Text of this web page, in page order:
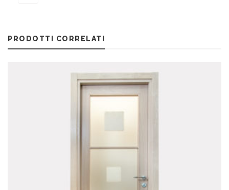
Wishlist
PRODOTTI CORRELATI